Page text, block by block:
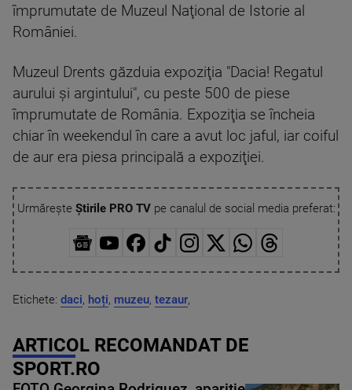
împrumutate de Muzeul Naţional de Istorie al
României.
Muzeul Drents găzduia expoziţia "Dacia! Regatul
aurului şi argintului", cu peste 500 de piese
împrumutate de România. Expoziţia se încheia
chiar în weekendul în care a avut loc jaful, iar coiful
de aur era piesa principală a expoziţiei.
Urmărește Știrile PRO TVpe canalul de social media preferat:
Etichete: daci, hoți, muzeu, tezaur,
ARTICOL RECOMANDAT DE
SPORT.RO